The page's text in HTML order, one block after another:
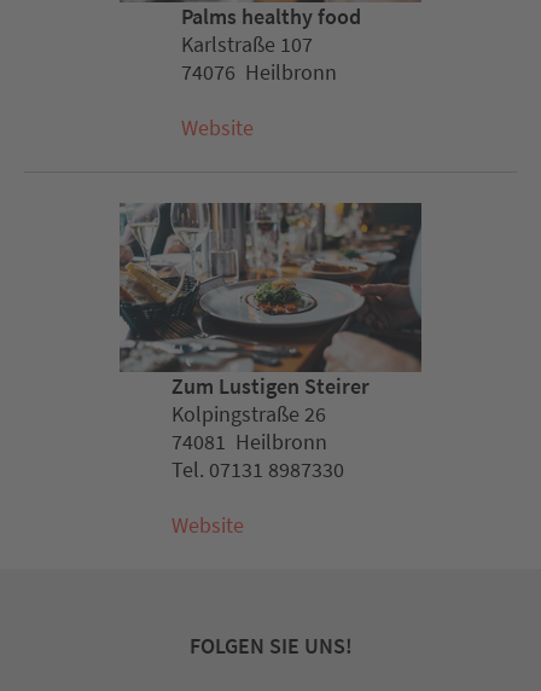
Palms healthy food
Karlstraße 107
74076 Heilbronn
Website
Zum Lustigen Steirer
Kolpingstraße 26
74081 Heilbronn
Tel. 07131 8987330
Website
FOLGEN SIE UNS!